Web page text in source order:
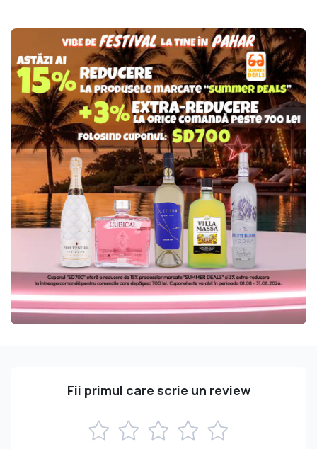
Fii primul care scrie un review